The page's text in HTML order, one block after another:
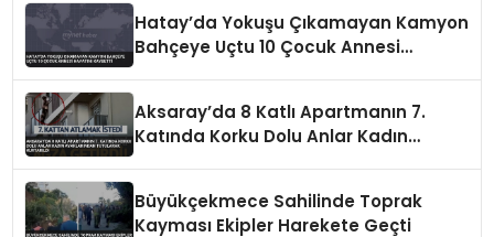
Hatay’da Yokuşu Çıkamayan Kamyon
Bahçeye Uçtu 10 Çocuk Annesi
Aksaray’da 8 Katlı Apartmanın 7.
Katında Korku Dolu Anlar Kadın
Büyükçekmece Sahilinde Toprak
Kayması Ekipler Harekete Geçti